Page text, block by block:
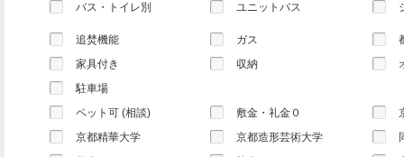
バス・トイレ別 ユニットバス
追焚機能 ガス
家具付き
収納
駐車場
ペット可 (相談)
敷金・礼金０
京都精華大学
京都造形芸術大学